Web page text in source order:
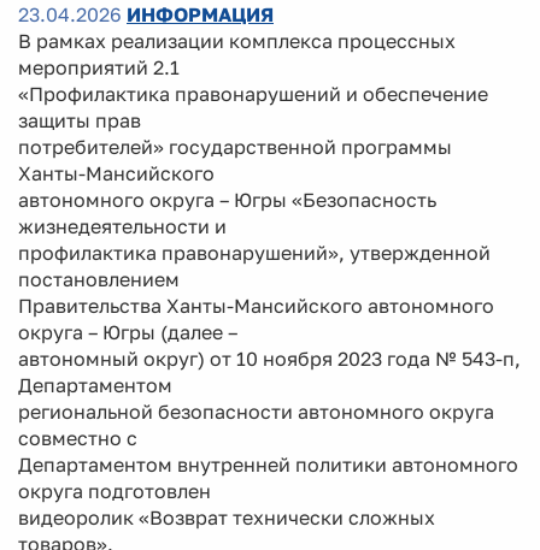
23.04.2026 ИНФОРМАЦИЯ
В рамках реализации комплекса процессных
мероприятий 2.1
«Профилактика правонарушений и обеспечение
защиты прав
потребителей» государственной программы
Ханты-Мансийского
автономного округа – Югры «Безопасность
жизнедеятельности и
профилактика правонарушений», утвержденной
постановлением
Правительства Ханты-Мансийского автономного
округа – Югры (далее –
автономный округ) от 10 ноября 2023 года № 543-п,
Департаментом
региональной безопасности автономного округа
совместно с
Департаментом внутренней политики автономного
округа подготовлен
видеоролик «Возврат технически сложных
товаров».